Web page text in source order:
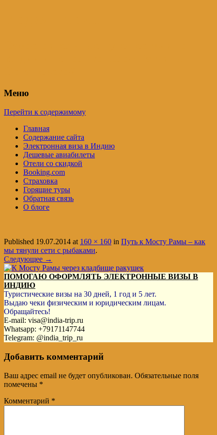
Меню
Перейти к содержимому
Главная
Содержание сайта
Электронная виза в Индию
Дешевые авиабилеты
Отели со скидкой
Booking.com
Страховка
Горящие туры
Обратная связь
О блоге
Published 19.07.2014 at 160 × 160 in Путь к Мосту Рамы – как
мы тянули сети с рыбаками.
Следующее →
ПОМОГАЮ ОФОРМЛЯТЬ ЭЛЕКТРОННЫЕ ВИЗЫ В
ИНДИЮ
Туристические визы на 30 дней, 1 год и 5 лет.
Выдаю чеки физическим и юридическим лицам.
Обращайтесь!
E-mail: visa@india-trip.ru
Whatsapp: +79171147744
Telegram: @india_trip_ru
Добавить комментарий
Ваш адрес email не будет опубликован. Обязательные поля
помечены *
Комментарий *